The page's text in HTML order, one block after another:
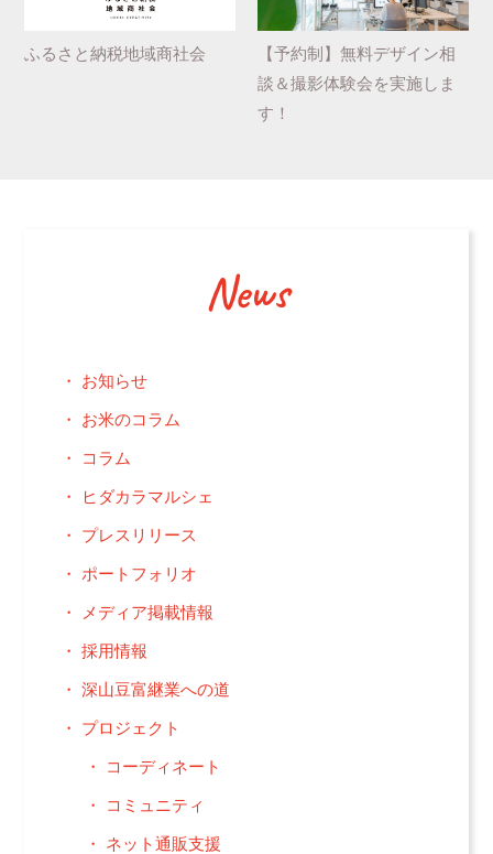
ふるさと納税地域商社会
【予約制】無料デザイン相
談＆撮影体験会を実施しま
す！
News
お知らせ
お米のコラム
コラム
ヒダカラマルシェ
プレスリリース
ポートフォリオ
メディア掲載情報
採用情報
深山豆富継業への道
プロジェクト
コーディネート
コミュニティ
ネット通販支援